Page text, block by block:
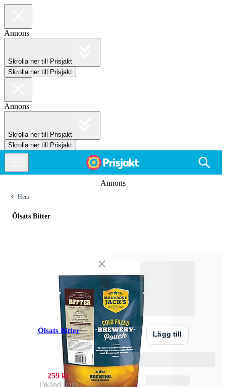
Annons
Skrolla ner till Prisjakt
Skrolla ner till Prisjakt
Annons
Skrolla ner till Prisjakt
Skrolla ner till Prisjakt
Annons
Hem
Ölsats Bitter
Ölsats Bitter
259 kr
Okänd frakt
Lägg till